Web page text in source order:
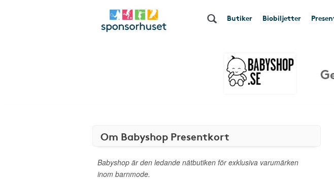
Butiker Biobiljetter
Om Babyshop Presentkort
Babyshop är den ledande nätbutiken för exklusiva varumärken
inom barnmode.